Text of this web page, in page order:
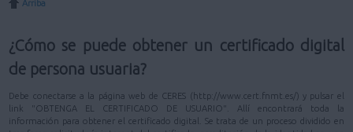
Arriba
¿Cómo se puede obtener un certificado digital
de persona usuaria?
Debe conectarse a la página web de CERES (http://www.cert.fnmt.es/) y pulsar el
link "OBTENGA EL CERTIFICADO DE USUARIO". Allí encontrará toda la
información para obtener el certificado digital. Se trata de un proceso dividido en